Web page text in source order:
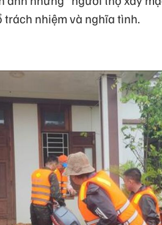
trách nhiệm và nghĩa tình.